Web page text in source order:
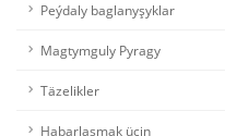
Peýdaly baglanyşyklar
Magtymguly Pyragy
Täzelikler
Habarlaşmak üçin